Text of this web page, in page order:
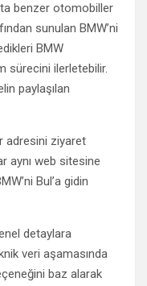
benzer otomobiller
sunulan BMW’ni
BMW
sürecini ilerletebilir.
paylaşılan
adresini ziyaret
aynı web sitesine
Bul’a gidin
detaylara
veri aşamasında
baz alarak